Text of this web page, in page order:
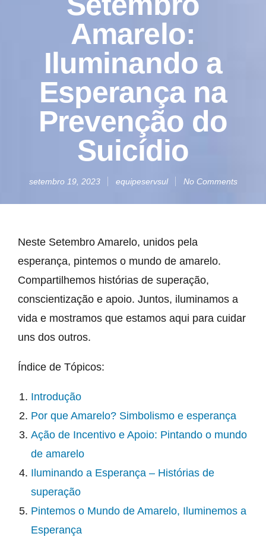
Amarelo:
Iluminando a
Esperança na
Prevenção do
Suicídio
setembro 19, 2023 equipeservsul No Comments
Neste Setembro Amarelo, unidos pela
esperança, pintemos o mundo de amarelo.
Compartilhemos histórias de superação,
conscientização e apoio. Juntos, iluminamos a
vida e mostramos que estamos aqui para cuidar
uns dos outros.
Índice de Tópicos:
Introdução
Por que Amarelo? Simbolismo e esperança
Ação de Incentivo e Apoio: Pintando o mundo
de amarelo
Iluminando a Esperança – Histórias de
superação
Pintemos o Mundo de Amarelo, Iluminemos a
Esperança